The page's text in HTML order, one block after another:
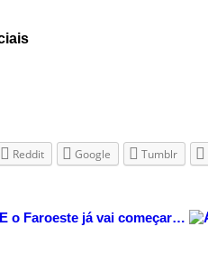
Reddit Google Tumblr
E o Faroeste já vai começar…